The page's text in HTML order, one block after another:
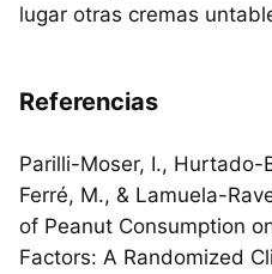
lugar otras cremas
Referencias
Parilli-Moser, I., Hurtado-
Ferré, M., & Lamuela-
of Peanut Consumption
Factors: A Randomized